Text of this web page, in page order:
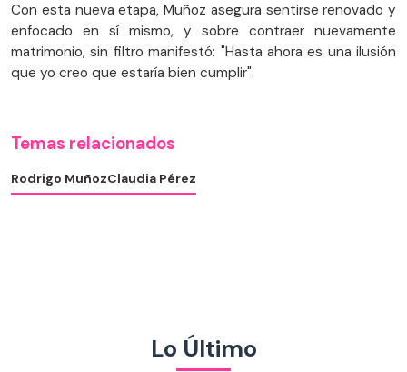
Con esta nueva etapa, Muñoz asegura sentirse renovado y
enfocado en sí mismo, y sobre contraer nuevamente
matrimonio, sin filtro manifestó: "Hasta ahora es una ilusión
que yo creo que estaría bien cumplir".
Temas relacionados
Rodrigo MuñozClaudia Pérez
Lo Último